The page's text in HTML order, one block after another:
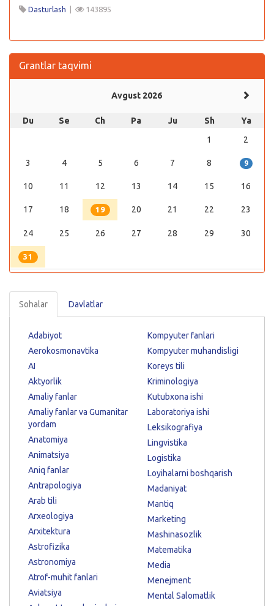
Dasturlash | 143895
Grantlar taqvimi
Avgust 2026
Du Se Ch Pa Ju Sh
Ya
1
2
3 4 5 6 7 8 9
10 11 12 13 14 15 16
17 18 19 20 21 22 23
24 25 26 27 28 29 30
31
Sohalar Davlatlar
Adabiyot
Aerokosmonavtika
AI
Aktyorlik
Amaliy fanlar
Amaliy fanlar va Gumanitar
yordam
Anatomiya
Animatsiya
Aniq fanlar
Antrapologiya
Arab tili
Arxeologiya
Arxitektura
Astrofizika
Astronomiya
Atrof-muhit fanlari
Aviatsiya
Kompyuter fanlari
Kompyuter muhandisligi
Koreys tili
Kriminologiya
Kutubxona ishi
Laboratoriya ishi
Leksikografiya
Lingvistika
Logistika
Loyihalarni boshqarish
Madaniyat
Mantiq
Marketing
Mashinasozlik
Matematika
Media
Menejment
Mental Salomatlik